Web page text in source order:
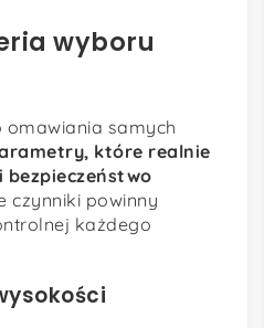
wyboru
samych
które realnie
bezpieczeństwo
czynniki powinny
każdego